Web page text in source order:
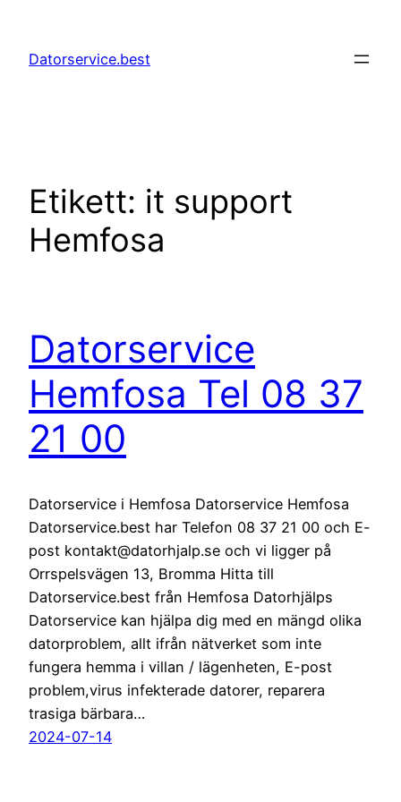
innehåll
Datorservice.best
Etikett: it support
Hemfosa
Datorservice
Hemfosa Tel 08 37
21 00
Datorservice i Hemfosa Datorservice Hemfosa
Datorservice.best har Telefon 08 37 21 00 och E-
post kontakt@datorhjalp.se och vi ligger på
Orrspelsvägen 13, Bromma Hitta till
Datorservice.best från Hemfosa Datorhjälps
Datorservice kan hjälpa dig med en mängd olika
datorproblem, allt ifrån nätverket som inte
fungera hemma i villan / lägenheten, E-post
problem,virus infekterade datorer, reparera
trasiga bärbara…
2024-07-14